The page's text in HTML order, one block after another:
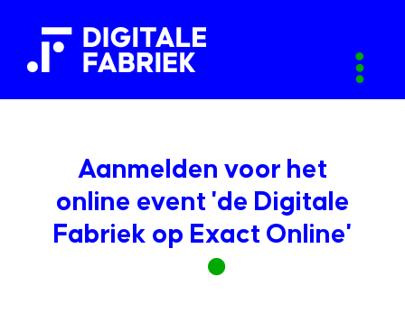
Aanmelden voor het
online event 'de Digitale
Fabriek op Exact Online'